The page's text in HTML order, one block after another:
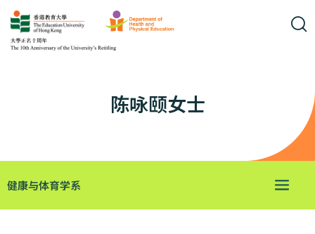
陈咏颐女士
健康与体育学系